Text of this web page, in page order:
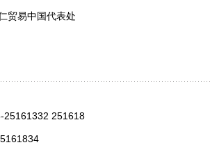
贸易中国代表处
25161332 251618